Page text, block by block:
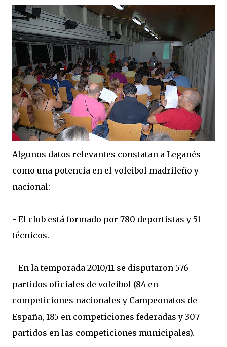
Algunos datos relevantes constatan a Leganés
como una potencia en el voleibol madrileño y
nacional:
- El club está formado por 780 deportistas y 51
técnicos.
- En la temporada 2010/11 se disputaron 576
partidos oficiales de voleibol (84 en
competiciones nacionales y Campeonatos de
España, 185 en competiciones federadas y 307
partidos en las competiciones municipales).